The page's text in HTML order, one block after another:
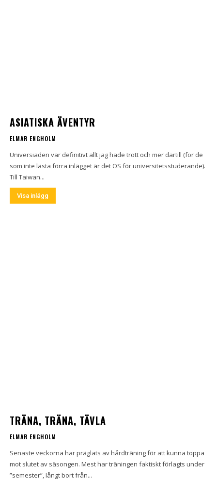
ASIATISKA ÄVENTYR
ELMAR ENGHOLM
Universiaden var definitivt allt jag hade trott och mer därtill (för de
som inte lästa förra inlägget är det OS för universitetsstuderande).
Till Taiwan...
Visa inlägg
TRÄNA, TRÄNA, TÄVLA
ELMAR ENGHOLM
Senaste veckorna har präglats av hårdträning för att kunna toppa
mot slutet av säsongen. Mest har träningen faktiskt förlagts under
”semester”, långt bort från...